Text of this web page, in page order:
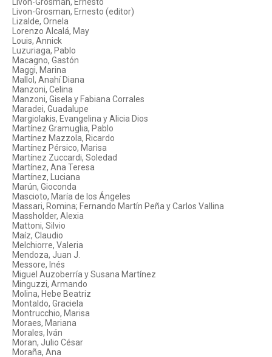
Livon-Grosman, Ernesto (editor)
Lizalde, Ornela
Lorenzo Alcalá, May
Louis, Annick
Luzuriaga, Pablo
Macagno, Gastón
Maggi, Marina
Mallol, Anahí Diana
Manzoni, Celina
Manzoni, Gisela y Fabiana Corrales
Maradei, Guadalupe
Margiolakis, Evangelina y Alicia Dios
Martínez Gramuglia, Pablo
Martínez Mazzola, Ricardo
Martínez Pérsico, Marisa
Martínez Zuccardi, Soledad
Martínez, Ana Teresa
Martínez, Luciana
Marún, Gioconda
Mascioto, María de los Ángeles
Massari, Romina; Fernando Martín Peña y Carlos Vallina
Massholder, Alexia
Mattoni, Silvio
Maíz, Claudio
Melchiorre, Valeria
Mendoza, Juan J.
Messore, Inés
Miguel Auzoberría y Susana Martínez
Minguzzi, Armando
Molina, Hebe Beatriz
Montaldo, Graciela
Montrucchio, Marisa
Moraes, Mariana
Morales, Iván
Moran, Julio César
Moraña, Ana